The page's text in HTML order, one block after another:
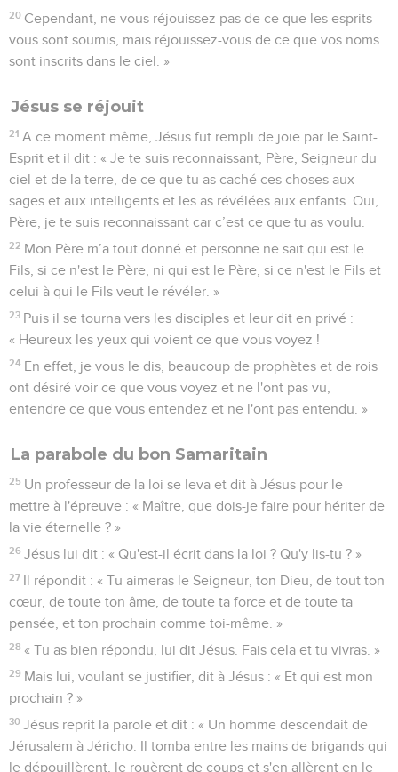
20 Cependant, ne vous réjouissez pas de ce que les esprits
vous sont soumis, mais réjouissez-vous de ce que vos noms
sont inscrits dans le ciel. »
Jésus se réjouit
21 A ce moment même, Jésus fut rempli de joie par le Saint-
Esprit et il dit : « Je te suis reconnaissant, Père, Seigneur du
ciel et de la terre, de ce que tu as caché ces choses aux
sages et aux intelligents et les as révélées aux enfants. Oui,
Père, je te suis reconnaissant car c’est ce que tu as voulu.
22 Mon Père m’a tout donné et personne ne sait qui est le
Fils, si ce n'est le Père, ni qui est le Père, si ce n'est le Fils et
celui à qui le Fils veut le révéler. »
23 Puis il se tourna vers les disciples et leur dit en privé :
« Heureux les yeux qui voient ce que vous voyez !
24 En effet, je vous le dis, beaucoup de prophètes et de rois
ont désiré voir ce que vous voyez et ne l'ont pas vu,
entendre ce que vous entendez et ne l'ont pas entendu. »
La parabole du bon Samaritain
25 Un professeur de la loi se leva et dit à Jésus pour le
mettre à l'épreuve : « Maître, que dois-je faire pour hériter de
la vie éternelle ? »
26 Jésus lui dit : « Qu'est-il écrit dans la loi ? Qu'y lis-tu ? »
27 Il répondit : « Tu aimeras le Seigneur, ton Dieu, de tout ton
cœur, de toute ton âme, de toute ta force et de toute ta
pensée, et ton prochain comme toi-même. »
28 « Tu as bien répondu, lui dit Jésus. Fais cela et tu vivras. »
29 Mais lui, voulant se justifier, dit à Jésus : « Et qui est mon
prochain ? »
30 Jésus reprit la parole et dit : « Un homme descendait de
Jérusalem à Jéricho. Il tomba entre les mains de brigands qui
le dépouillèrent, le rouèrent de coups et s'en allèrent en le